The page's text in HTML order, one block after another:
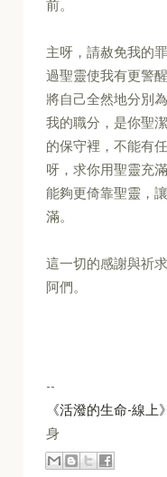
前。
主呀，請赦免我的
過聖靈使我有更警
將自己全然地分別
我的職分，是你聖
的保守裡，不能有
呀，求你用聖靈充
能夠更倚靠聖靈，
滿。
這一切的感謝與祈
阿們。
--
《活潑的生命-線上
身